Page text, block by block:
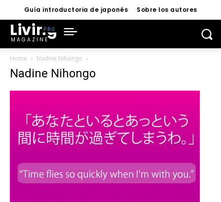
Guía introductoria de japonés Sobre los autores
Living
MAGAZINE
Home Nadine Nihongo
Nadine Nihongo